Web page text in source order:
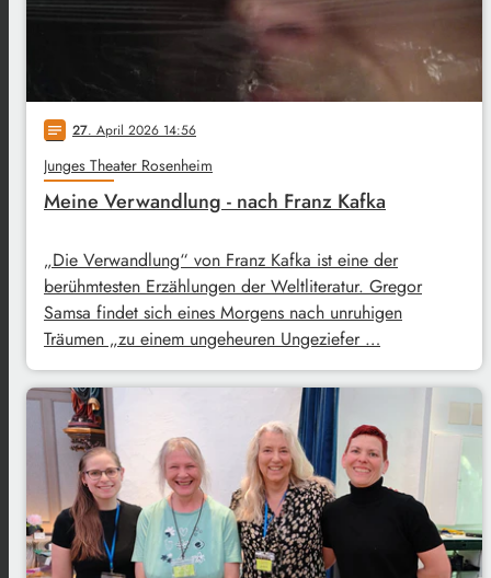
notes 27. April 2026 14:56
Junges Theater Rosenheim
Meine Verwandlung - nach Franz Kafka
„Die Verwandlung“ von Franz Kafka ist eine der
berühmtesten Erzählungen der Weltliteratur. Gregor
Samsa findet sich eines Morgens nach unruhigen
Träumen „zu einem ungeheuren Ungeziefer …